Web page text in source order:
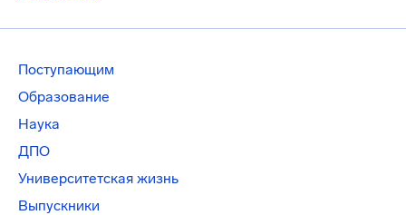
Поступающим
Образование
Наука
ДПО
Университетская жизнь
Выпускники